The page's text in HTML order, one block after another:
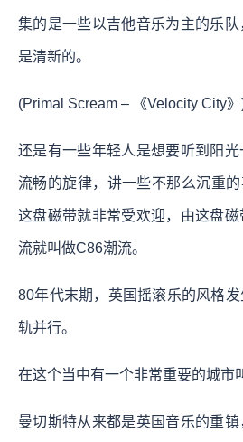
集的是一些以吉他音乐为主的乐
是清新的。
(Primal Scream – 《Velocity City
还是有一些年轻人是想要听到阳光
流畅的旋律，讲一些不那么沉重的
这盘磁带就非常受欢迎，由这盘
流就叫做C86潮流。
80年代末期，英国摇滚乐的风格
轨并行。
在这个当中有一个非常重要的城市
曼切斯特从来都是英国音乐的重